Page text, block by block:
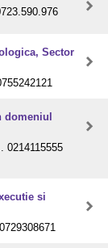
Sector
0214115555
si